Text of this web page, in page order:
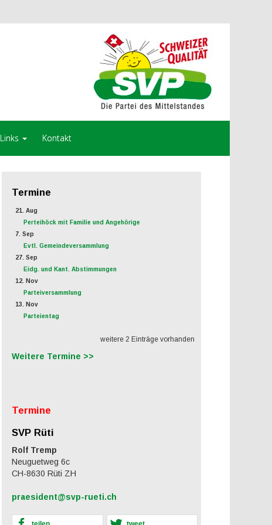
Links Kontakt
Termine
21. Aug
Perteihöck mit Familie und Angehörige
7. Sep
Evtl. Gemeindeversammlung
27. Sep
Eidg. und Kant. Abstimmungen
12. Nov
Parteiversammlung
13. Nov
Parteientag
weitere 2 Einträge vorhanden
Weitere Termine >>
Termine
SVP Rüti
Rolf Tremp
Neuguetweg 6c
CH-8630 Rüti ZH
praesident@svp-rueti.ch